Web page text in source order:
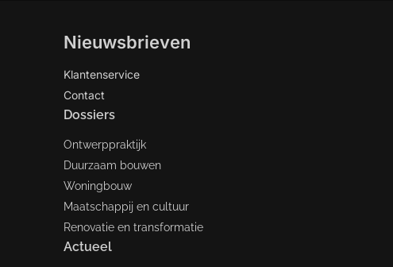
Nieuwsbrieven
Klantenservice
Contact
Dossiers
Ontwerppraktijk
Duurzaam bouwen
Woningbouw
Maatschappij en cultuur
Renovatie en transformatie
Actueel